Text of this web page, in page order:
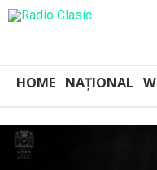
HOME NAȚIONAL